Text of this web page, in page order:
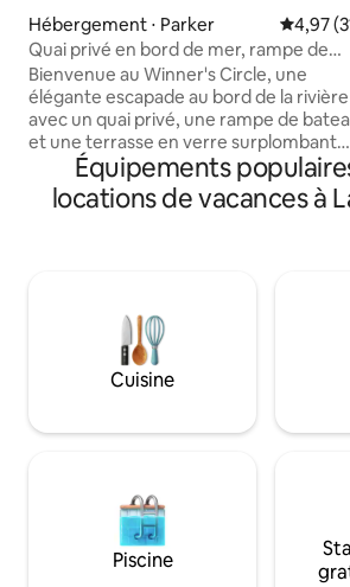
Hébergement ⋅ Parker
4,97
Quai privé en bord de mer, rampe de
bateau et VUE sur la rivière !
Bienvenue au Winner's Circle, une
élégante escapade au bord de la rivière
avec un quai privé, une rampe de
et une terrasse en verre surplombant
des vues époustouflantes. À l'intérieur
une tanière avec piscine et tables de
poker, télévisions de 100" et son Sonos.
douche extérieure, d'un jacuzzi et d'un
brasero. Des haut-parleurs partout et de
nombreux sièges en font la retraite
ultime au bord de la rivière. Détendez-
de la rivière : cet endroit a tout pour
Équipements
locations de vacances à
Cuisine
Piscine